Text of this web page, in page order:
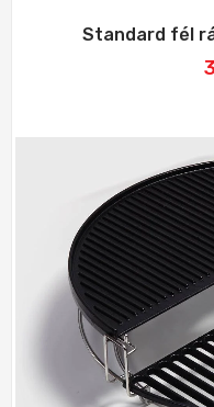
Standard fél